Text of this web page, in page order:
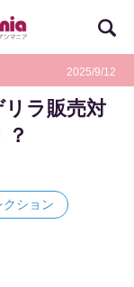
2025/9/12
リラ販売対
ション